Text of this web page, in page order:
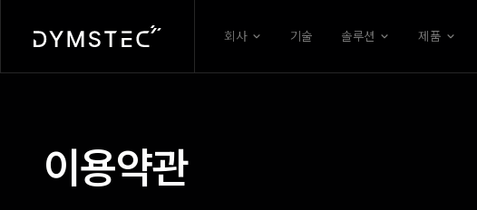
회사 기술 솔루션 제품
이용약관